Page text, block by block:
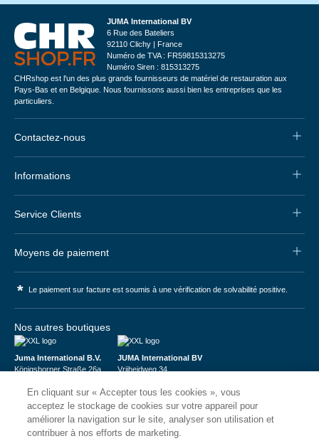
JUMA International BV
6 Rue des Bateliers
92110 Clichy | France
Numéro de TVA : FR59815313275
Numéro Siren : 815313275
CHRshop est l'un des plus grands fournisseurs de matériel de restauration aux
Pays-Bas et en Belgique. Nous fournissons aussi bien les entreprises que les
particuliers.
Contactez-nous
Informations
Service Clients
Moyens de paiement
* Le paiement sur facture est soumis à une vérification de solvabilité positive.
Nos autres boutiques
Juma International B.V.
Königsborner Straße 26a
USt-ID: DE321159873
Handelsregister: 58573909
JUMA International BV
Vrijheidweg 34
BTW: NL853095048B01
K.V.K.: 58573909
En cliquant sur « Accepter tous les cookies », vous
acceptez le stockage de cookies sur votre appareil pour
améliorer la navigation sur le site, analyser son utilisation et
contribuer à nos efforts de marketing.